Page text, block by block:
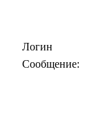
Логин
Сообщение: